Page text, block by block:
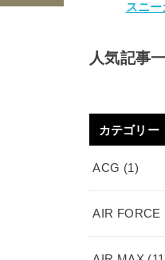
スニ
人気記事
カテゴリー
ACG (1)
AIR FORCE